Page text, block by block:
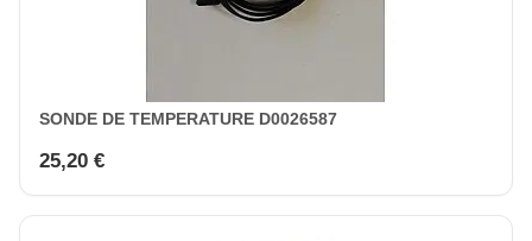
SONDE DE TEMPERATURE D0026587
25,20 €